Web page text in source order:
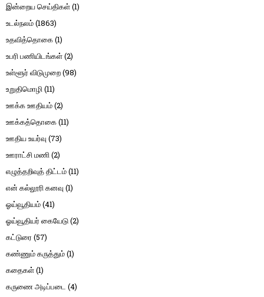
இன்றைய செய்திகள்(1)
உடல்நலம்(1863)
உதவித்தொகை(1)
உபரி பணியிடங்கள்(2)
உள்ளூர் விடுமுறை(98)
உறுதிமொழி(11)
ஊக்க ஊதியம்(2)
ஊக்கத்தொகை(11)
ஊதிய உயர்வு (73)
ஊராட்சி மணி(2)
எழுத்தறிவுத் திட்டம்(11)
என் கல்லூரி கனவு (1)
ஓய்வூதியம்(41)
ஓய்வூதியர் கையேடு(2)
கட்டுரை (57)
கண்ணும் கருத்தும்(1)
கதைகள்(1)
கருணை அடிப்படை (4)